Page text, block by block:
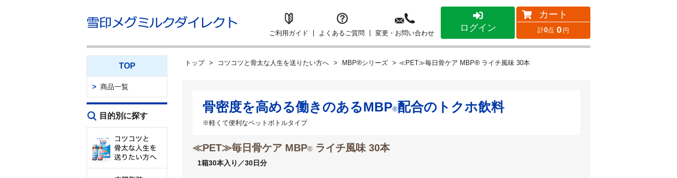
ご利用ガイド よくあるご質問 変更・お問い合わせ
ログイン
カート
0 0
TOP
商品一覧
目的別に探す
トップ コツコツと骨太な人生を送りたい方へ MBP®シリーズ ≪PET≫毎日骨ケア MBP® ライチ風味 30本
骨密度を高める働きのあるMBP®配合のトクホ飲料
※軽くて便利なペットボトルタイプ
≪PET≫毎日骨ケア MBP® ライチ風味 30本
1箱30本入り／30日分